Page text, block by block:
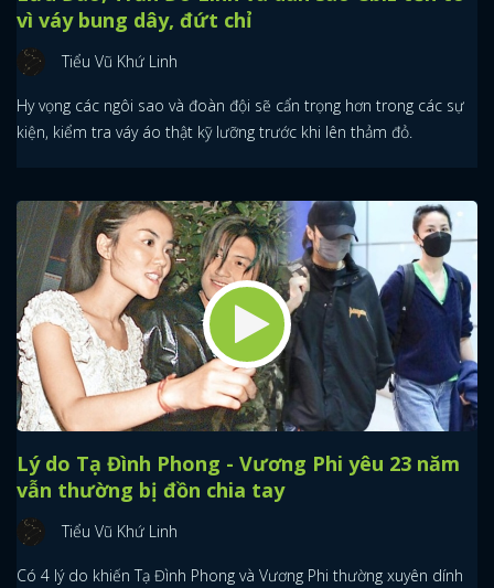
vì váy bung dây, đứt chỉ
Tiểu Vũ Khứ Linh
Hy vọng các ngôi sao và đoàn đội sẽ cẩn trọng hơn trong các sự
kiện, kiểm tra váy áo thật kỹ lưỡng trước khi lên thảm đỏ.
Lý do Tạ Đình Phong - Vương Phi yêu 23 năm
vẫn thường bị đồn chia tay
Tiểu Vũ Khứ Linh
Có 4 lý do khiến Tạ Đình Phong và Vương Phi thường xuyên dính